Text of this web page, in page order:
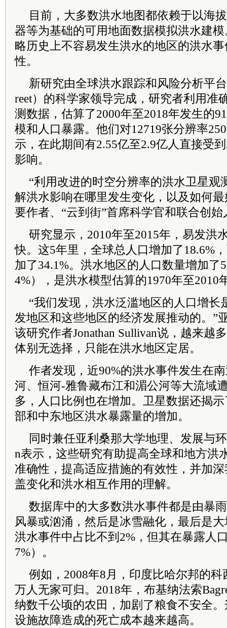
目前，大多数洪水地图都依赖于以海
器等为基础的可用地面数据模拟洪水建
略历史上不容易发生洪水的地区的洪水
性。
新研究由全球洪水跟踪和风险分析平
reet）的科学家领导完成，研究者利用准
测数据，估算了2000年至2018年发生的
模和人口暴露。他们对12719张分辨率
示，在此期间有2.55亿至2.9亿人直接受
影响。
“利用改进的时空分辨率的洪水卫星观
解洪水影响在哪里发生变化，以及如何
要作者、“云到街”首席科学官和联合创始
研究显示，2010年至2015年，易发洪
快。这5年里，全球总人口增加了18.6%
加了34.1%。洪水地区的人口数量增加了
4%），是洪水模型估算的1970年至2010
“我们发现，洪水泛滥地区的人口增长
发地区和这些地区的经济发展推动的。”
该研究作者Jonathan Sullivan说，越来越
体别无选择，只能在洪水地区定居。
作者发现，近90%的洪水事件发生在
河、恒河-雅鲁藏布江和湄公河等大流域
多，人口比例也在增加。卫星数据还揭
部和中东地区洪水暴露量的增加。
同时兼任亚利桑那大学地理、发展与
n表示，这些研究有助提高全球和地方洪
准确性，提高适应措施的有效性，并加
盖变化和洪水相互作用的理解。
数据库中的大多数洪水事件都是由暴
风暴或汹涌，然后是冰雪融化，最后是
洪水事件中占比不到2%，但其在暴露人
7%）。
例如，2008年8月，印度比哈尔邦的
万人无家可归。2018年，布基纳法索
纳数千公顷的农田，加剧了粮食不安全
设施故障造成的死亡成本越来越高。